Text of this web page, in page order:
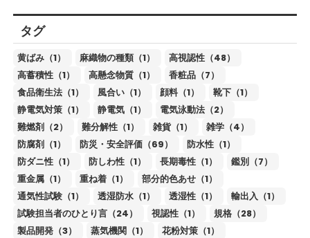
タグ
黄ばみ（1） 麻織物の種類（1）
高視認性（48）
高蓄積性（1）
高懸念物質（1）
香粧品（7）
食品衛生法（1）
風合い（1） 顔料（1）
靴下（1）
静電気対策（1）
静電気（1）
電気泳動法（2）
難燃剤（2）
難分解性（1） 雑貨（1）
雑学（4）
防腐剤（1）
防災・安全評価（69）
防水性（1）
防ダニ性（1）
防しわ性（1） 長期毒性（1）
鑑別（7）
重金属（1）
重ね着（1）
部分的色あせ（1）
通気性試験（1）
透湿防水（1） 透湿性（1）
輸出入（1）
試験担当者のひとり言（24）
視認性（1）
規格（28）
製品開発（3）
蒸気機関（1）
花粉対策（1）